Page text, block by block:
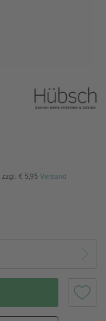
zzgl. € 5,95 Versand